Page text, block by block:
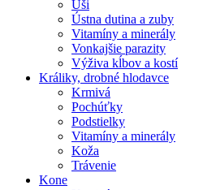
Uši
Ústna dutina a zuby
Vitamíny a minerály
Vonkajšie parazity
Výživa kĺbov a kostí
Králiky, drobné hlodavce
Krmivá
Pochúťky
Podstielky
Vitamíny a minerály
Koža
Trávenie
Kone